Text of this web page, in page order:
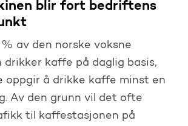
blir fort bedriftens
av den norske voksne
drikker kaffe på daglig basis,
oppgir å drikke kaffe minst en
Av den grunn vil det ofte
til kaffestasjonen på